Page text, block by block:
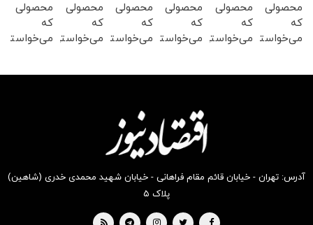
محصولی
که
می‌خواستی
محصولی
که
می‌خواستی
محصولی
که
می‌خواستی
بخر !
محصولی
که
می‌خواستی
بخر !
محصولی
که
می‌خواستی
محصولی
که
می‌خواستی
آدرس: تهران - خیابان قائم مقام فراهانی - خیابان شهید محمدی خدری (شاهین)
پلاک ۵